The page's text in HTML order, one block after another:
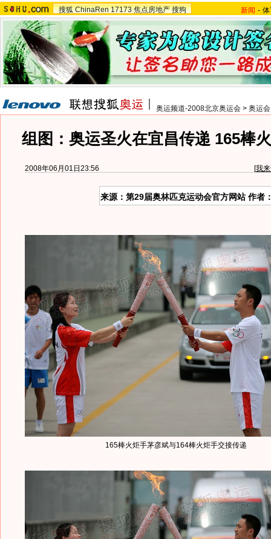
搜狐 ChinaRen 17173 焦点房地产 搜狗 新闻 -
奥运频道-2008北京奥运会 > 奥运
组图：奥运圣火在宜昌传递 165棒
2008年06月01日23:56 [我
来源：第29届奥林匹克运动会官方网站 作者
165棒火炬手茅彦斌与164棒火炬手交接传递